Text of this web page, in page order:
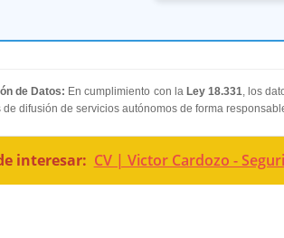
de Datos: En cumplimiento con la Ley 18.331, los
de difusión de servicios autónomos de forma
interesar: CV | Victor Cardozo -